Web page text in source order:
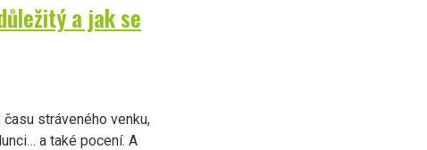
a jak se
stráveného venku,
a také pocení. A